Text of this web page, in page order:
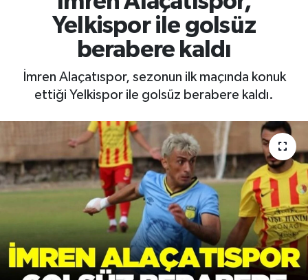
Yelkispor ile golsüz
berabere kaldı
İmren Alaçatıspor, sezonun ilk maçında konuk
ettiği Yelkispor ile golsüz berabere kaldı.
RESMİ İLAN
BİLİM VE TEKNOLOJİ
RESMİ İLAN
Tarih
Dünya
İletişim
Künye
SPOR